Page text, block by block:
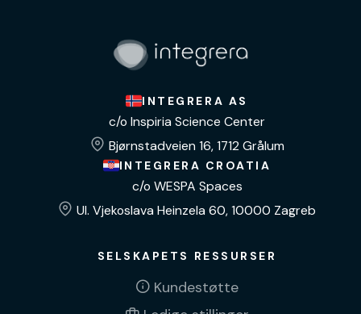
INTEGRERA AS
c/o Inspiria Science Center
Bjørnstadveien 16, 1712 Grålum
INTEGRERA CROATIA
c/o WESPA Spaces
Ul. Vjekoslava Heinzela 60, 10000 Zagreb
SELSKAPETS RESSURSER
Kundestøtte